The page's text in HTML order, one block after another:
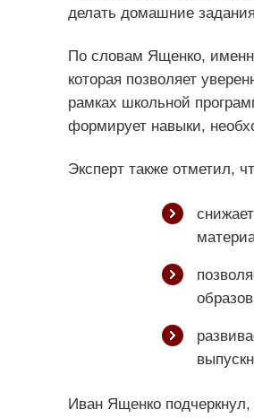
делать домашние
По словам Ященко,
которая позволяет
рамках школьной
формирует навыки,
Эксперт также отметил,
Иван Ященко подчеркнул,